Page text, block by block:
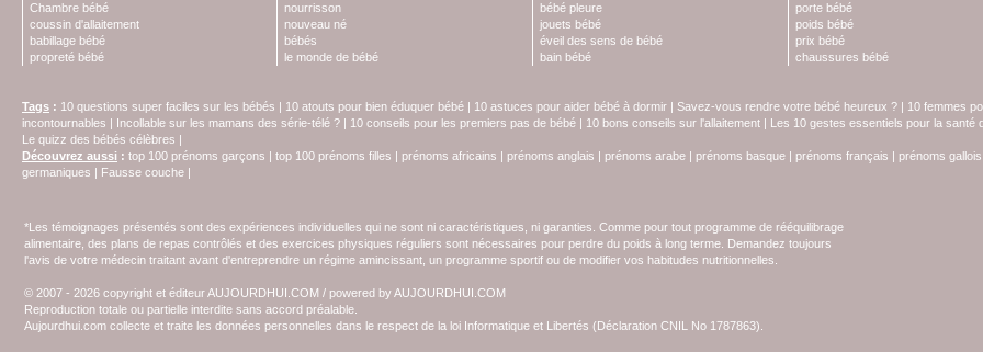
Chambre bébé
coussin d'allaitement
babillage bébé
propreté bébé
nourrisson
nouveau né
bébés
le monde de bébé
bébé pleure
jouets bébé
éveil des sens de bébé
bain bébé
porte bébé
poids bébé
prix bébé
chaussures bébé
Tags : 10 questions super faciles sur les bébés | 10 atouts pour bien éduquer bébé | 10 astuces pour aider bébé à dormir | Savez-vous rendre votre bébé heureux ? | 10 femmes
incontournables | Incollable sur les mamans des série-télé ? | 10 conseils pour les premiers pas de bébé | 10 bons conseils sur l'allaitement | Les 10 gestes essentiels pour la santé
Le quizz des bébés célèbres |
Découvrez aussi : top 100 prénoms garçons | top 100 prénoms filles | prénoms africains | prénoms anglais | prénoms arabe | prénoms basque | prénoms français | prénoms gallois
germaniques | Fausse couche |
*Les témoignages présentés sont des expériences individuelles qui ne sont ni caractéristiques, ni garanties. Comme pour tout programme de rééquilibrage
alimentaire, des plans de repas contrôlés et des exercices physiques réguliers sont nécessaires pour perdre du poids à long terme. Demandez toujours
l'avis de votre médecin traitant avant d'entreprendre un régime amincissant, un programme sportif ou de modifier vos habitudes nutritionnelles.
© 2007 - 2026 copyright et éditeur AUJOURDHUI.COM / powered by AUJOURDHUI.COM
Reproduction totale ou partielle interdite sans accord préalable.
Aujourdhui.com collecte et traite les données personnelles dans le respect de la loi Informatique et Libertés (Déclaration CNIL No 1787863).